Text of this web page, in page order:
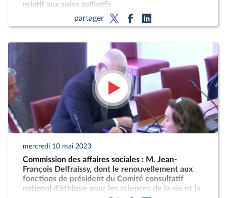
relatif aux soins palliatifs
partager
mercredi 10 mai 2023
Commission des affaires sociales : M. Jean-
François Delfraissy, dont le renouvellement aux
fonctions de président du Comité consultatif
national d’éthique pour les sciences de la vie et la